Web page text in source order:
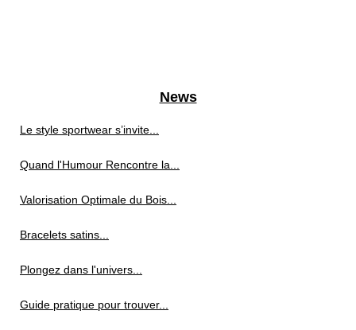
News
Le style sportwear s’invite...
Quand l'Humour Rencontre la...
Valorisation Optimale du Bois...
Bracelets satins...
Plongez dans l'univers...
Guide pratique pour trouver...